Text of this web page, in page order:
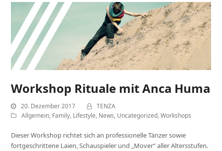
Workshop Rituale mit Anca Huma
20. Dezember 2017
TENZA
Allgemein, Family, Lifestyle, News, Uncategorized,Workshops
Dieser Workshop richtet sich an professionelle Tänzer sowie
fortgeschrittene Laien, Schauspieler und „Mover“ aller Altersstufen.